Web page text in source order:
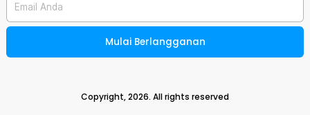
Email Anda
Mulai Berlangganan
Copyright,2026. All rights reserved